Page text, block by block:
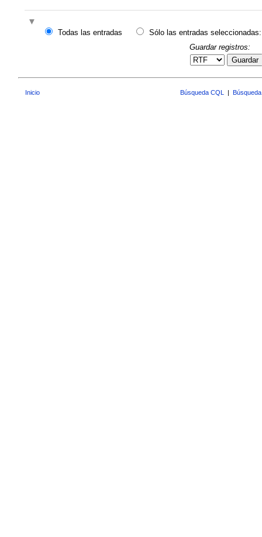
Todas las entradas
Sólo las entradas seleccionadas:
Guardar registros:
Guardar
Inicio Búsqueda CQL